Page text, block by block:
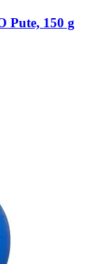
Pute, 150 g